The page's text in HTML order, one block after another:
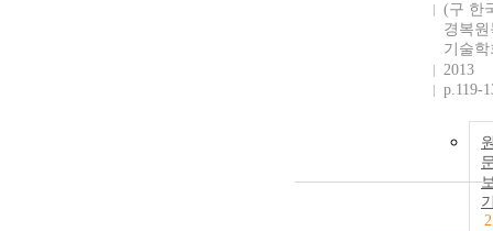
(구 한
경복
기술
2013
p.119-
2